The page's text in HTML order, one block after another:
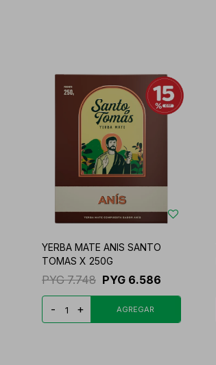
YERBA MATE ANIS SANTO
TOMAS X 250G
PYG 7.748 PYG 6.586
- +